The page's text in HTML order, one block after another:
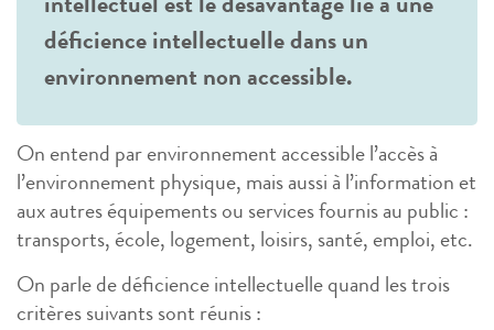
intellectuel est le désavantage lié à une
déficience intellectuelle dans un
environnement non accessible.
On entend par environnement accessible l’accès à
l’environnement physique, mais aussi à l’information et
aux autres équipements ou services fournis au public :
transports, école, logement, loisirs, santé, emploi, etc.
On parle de déficience intellectuelle quand les trois
critères suivants sont réunis :